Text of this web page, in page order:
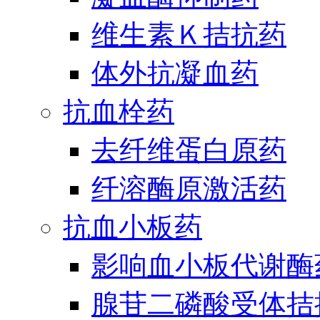
维生素Ｋ拮抗药
体外抗凝血药
抗血栓药
去纤维蛋白原药
纤溶酶原激活药
抗血小板药
影响血小板代谢
腺苷二磷酸受体